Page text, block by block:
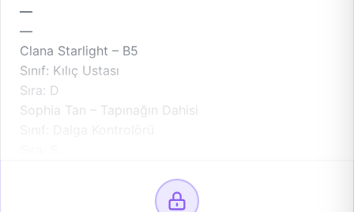
—
—
Clana Starlight – B5
Sınıf: Kılıç Ustası
Sıra: D
Sophia Tan – Tapınağın Dahisi